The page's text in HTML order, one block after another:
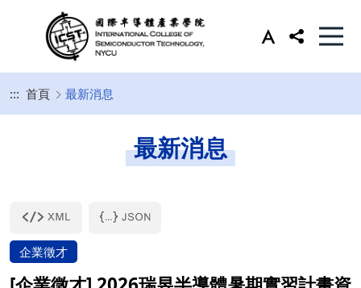
::: 首頁 最新消息
最新消息
企業徵才